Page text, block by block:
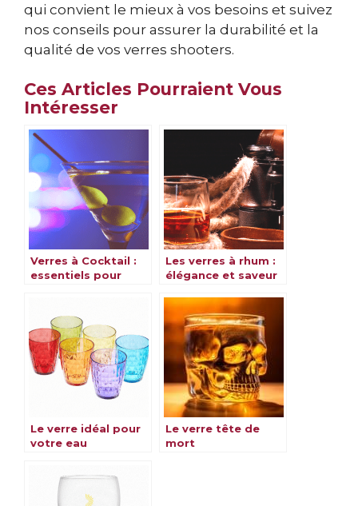
qui convient le mieux à vos besoins et suivez
nos conseils pour assurer la durabilité et la
qualité de vos verres shooters.
Ces Articles Pourraient Vous
Intéresser
Verres à Cocktail :
essentiels pour
Les verres à rhum :
élégance et saveur
Le verre idéal pour
votre eau
Le verre tête de
mort